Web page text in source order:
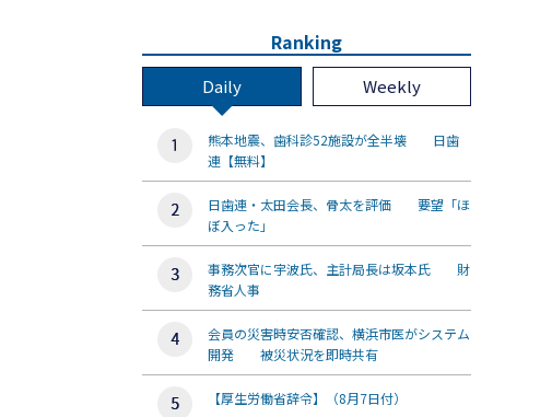
Ranking
Daily Weekly
熊本地震、歯科診52施設が全半壊 日歯
連【無料】
日歯連・太田会長、骨太を評価 要望「ほ
ぼ入った」
事務次官に宇波氏、主計局長は坂本氏 財
務省人事
会員の災害時安否確認、横浜市医がシステム
開発 被災状況を即時共有
【厚生労働省辞令】（8月7日付）